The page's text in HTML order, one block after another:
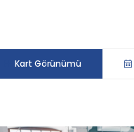
Kart Görünümü